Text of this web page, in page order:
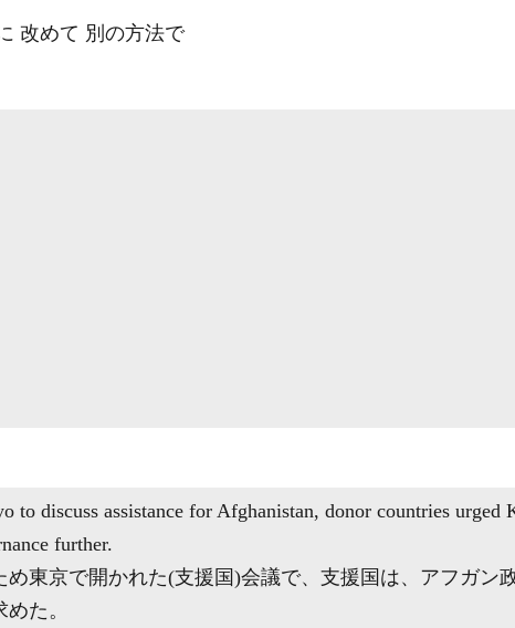
改めて 別の方法で
to discuss assistance for Afghanistan, donor countries urged
further.
め東京で開かれた(支援国)会議で、支援国は、アフガン
た。